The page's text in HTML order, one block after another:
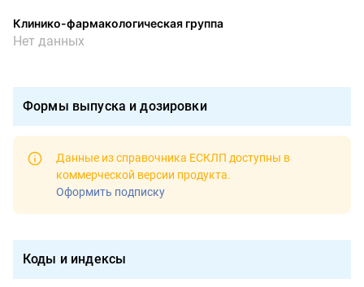
Клинико-фармакологическая группа
Нет данных
Формы выпуска и дозировки
Данные из справочника ЕСКЛП доступны в
коммерческой версии продукта.
Оформить подписку
Коды и индексы